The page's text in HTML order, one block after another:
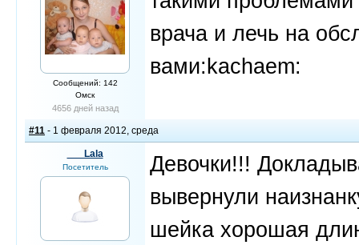
Сообщений: 142
Омск
4656 дней назад
врача и лечь на
вами:kachaem:
#11 - 1 февраля 2012, среда
___Lala
Посетитель
Девочки!!!
вывернули
шейка хорошая